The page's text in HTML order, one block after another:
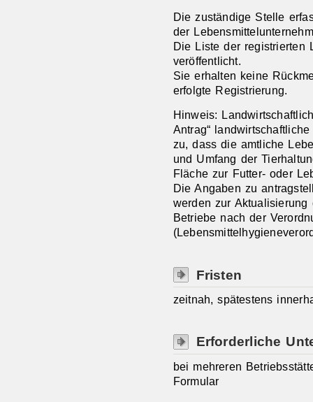
Die zuständige Stelle
der
Die Liste der registrierten
veröffentlicht.
Sie erhalten keine
erfolgte Registrierung.
Hinweis:
Antrag“
zu, dass die amtliche
und Umfang der
Fläche zur Futter-oder
Die Angaben zu
werden zur
Betriebe nach der
Fristen
zeitnah, spätestens
Erforderliche
bei mehreren
Formular